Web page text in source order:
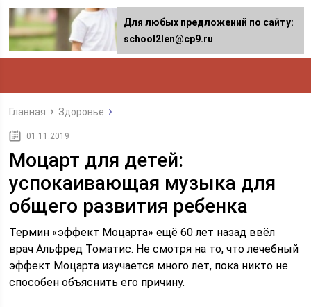
Главная Здоровье
01.11.2019
Моцарт для детей:
успокаивающая музыка для
общего развития ребенка
Термин «эффект Моцарта» ещё 60 лет назад ввёл
врач Альфред Томатис. Не смотря на то, что лечебный
эффект Моцарта изучается много лет, пока никто не
способен объяснить его причину.
Для любых предложений по сайту:
school2len@cp9.ru